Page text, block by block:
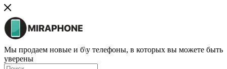
Мы продаем новые и б\у телефоны, в которых вы можете быть
уверены